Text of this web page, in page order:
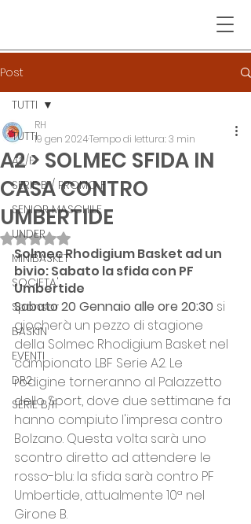
Post
TUTTI
A2/F
SERIE B / PROMO F
SENIOR MASCHILE
UNDER
MINIBASKET
SOCIETA'
Sponsor
BASKIN
EVENTI
DR2
SERIE B/F
TUTTI
A2 > SOLMEC SFIDA IN
CASA CONTRO
UMBERTIDE
RH
19 gen 2024Tempo di lettura: 3 min
Valutazione NaN stelle su 5.
Solmec Rhodigium Basket ad un
bivio: Sabato la sfida con PF
Umbertide
Sabato 20 Gennaio alle ore 20:30 si
giocherà un pezzo di stagione
della Solmec Rhodigium Basket nel
campionato LBF Serie A2. Le
rodigine torneranno al Palazzetto
dello Sport, dove due settimane fa
hanno compiuto l'impresa contro
Bolzano. Questa volta sarà uno
scontro diretto ad attendere le
rosso-blu: la sfida sarà contro PF
Umbertide, attualmente 10ª nel
Girone B.